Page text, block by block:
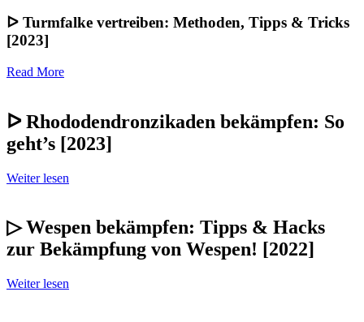
ᐅ Turmfalke vertreiben: Methoden, Tipps & Tricks
[2023]
Read More
ᐅ Rhododendronzikaden bekämpfen: So
geht’s [2023]
Weiter lesen
▷ Wespen bekämpfen: Tipps & Hacks
zur Bekämpfung von Wespen! [2022]
Weiter lesen